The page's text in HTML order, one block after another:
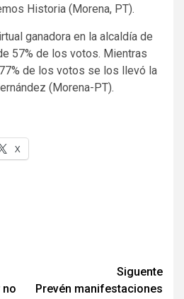
Historia (Morena, PT).
ganadora en la alcaldía de
57% de los votos. Mientras
de los votos se los llevó la
(Morena-PT).
X
no
Siguente
Prevén manifestaciones